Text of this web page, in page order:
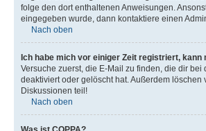
folge den dort enthaltenen Anweisungen.
eingegeben wurde, dann kontaktiere einen
Nach oben
Ich habe mich vor einiger Zeit registriert, kann
Versuche zuerst, die E-Mail zu finden, die dir
deaktiviert oder gelöscht hat. Außerdem
Diskussionen teil!
Nach oben